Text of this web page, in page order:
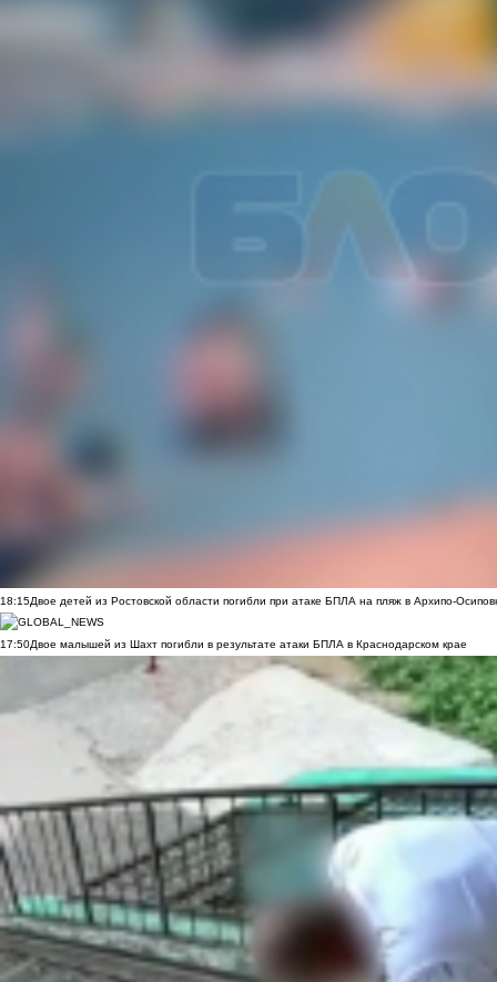
18:15Двое детей из Ростовской области погибли при атаке БПЛА на пляж в Архипо-
17:50Двое малышей из Шахт погибли в результате атаки БПЛА в Краснодарском крае